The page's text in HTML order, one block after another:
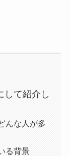
して紹介し
んな人が多
る背景